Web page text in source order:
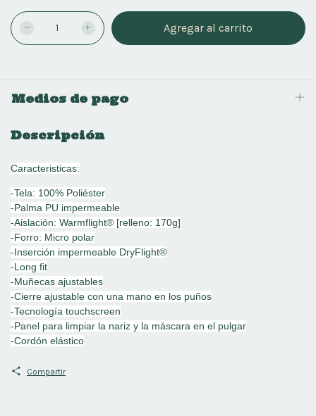
Medios de pago
Descripción
Caracteristicas:
-Tela: 100% Poliéster
-Palma PU impermeable
-Aislación: Warmflight® [relleno: 170g]
-Forro: Micro polar
-Inserción impermeable DryFlight®
-Long fit
-Muñecas ajustables
-Cierre ajustable con una mano en los puños
-Tecnología touchscreen
-Panel para limpiar la nariz y la máscara en el pulgar
-Cordón elástico
Compartir